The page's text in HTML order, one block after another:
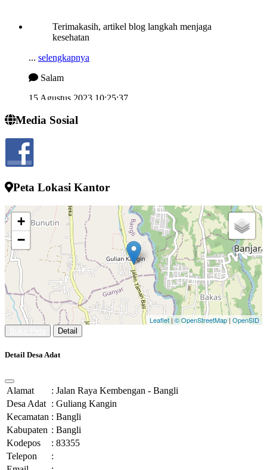
kesehatan
Media Sosial
Peta Lokasi Kantor
+
−
Leaflet | © OpenStreetMap |OpenSID
Detail
Detail Desa Adat
Alamat : Jalan Raya Kembengan - Bangli
Desa Adat : Guliang Kangin
Kecamatan : Bangli
Kabupaten : Bangli
Kodepos
: 83355
Telepon
: